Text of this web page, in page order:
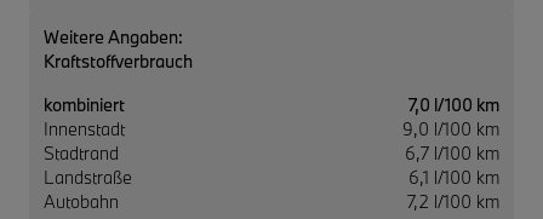
Weitere Angaben:
Kraftstoffverbrauch
kombiniert
7,0 l/100 km
Innenstadt
9,0 l/100 km
Stadtrand
6,7 l/100 km
Landstraße
6,1 l/100 km
Autobahn
7,2 l/100 km